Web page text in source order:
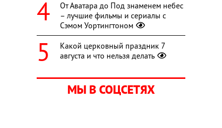
От Аватара до Под знаменем небес
– лучшие фильмы и сериалы с
Сэмом Уортингтоном
Какой церковный праздник 7
августа и что нельзя делать
МЫ В СОЦСЕТЯХ